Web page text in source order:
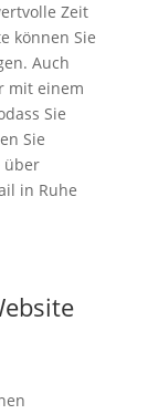
Zeit
können Sie
Auch
mit einem
Sie
Sie
über
in Ruhe